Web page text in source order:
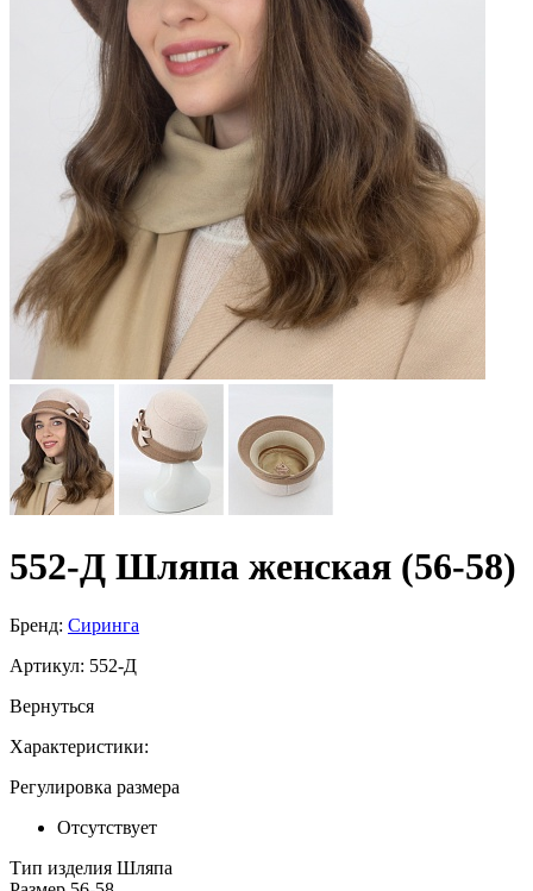
552-Д Шляпа женская (56-58)
Бренд: Сиринга
Артикул: 552-Д
Вернуться
Характеристики:
Регулировка размера
Отсутствует
Тип изделия Шляпа